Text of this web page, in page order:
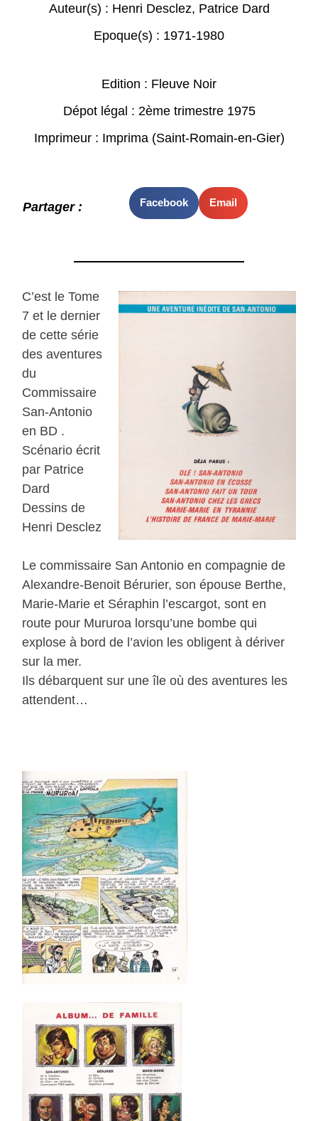
Auteur(s) : Henri Desclez, Patrice Dard
Epoque(s) : 1971-1980
Edition : Fleuve Noir
Dépot légal : 2ème trimestre 1975
Imprimeur : Imprima (Saint-Romain-en-Gier)
Partager : Facebook Email
C’est le Tome
7 et le dernier
de cette série
des aventures
du
Commissaire
San-Antonio
en BD .
Scénario écrit
par Patrice
Dard
Dessins de
Henri Desclez
Le commissaire San Antonio en compagnie de
Alexandre-Benoit Bérurier, son épouse Berthe,
Marie-Marie et Séraphin l’escargot, sont en
route pour Mururoa lorsqu’une bombe qui
explose à bord de l’avion les obligent à dériver
sur la mer.
Ils débarquent sur une île où des aventures les
attendent…